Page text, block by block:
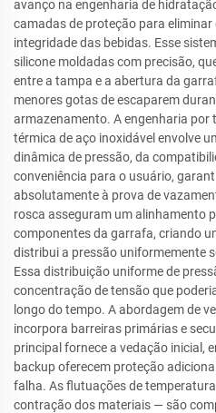
avanço na engenharia de
camadas de proteção para
integridade das bebidas. Esse
silicone moldadas com precisão,
entre a tampa e a abertura da
menores gotas de escaparem
armazenamento. A engenharia por
térmica de aço inoxidável envolve
dinâmica de pressão, da
conveniência para o usuário,
absolutamente à prova de
rosca asseguram um alinhamento
componentes da garrafa, criando
distribui a pressão uniformemente
Essa distribuição uniforme de
concentração de tensão que
longo do tempo. A abordagem de
incorpora barreiras primárias e
principal fornece a vedação inicial,
backup oferecem proteção
falha. As flutuações de
contração dos materiais — são